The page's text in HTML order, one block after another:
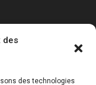
des
des technologies
spécifiques, mais
des Enseignants